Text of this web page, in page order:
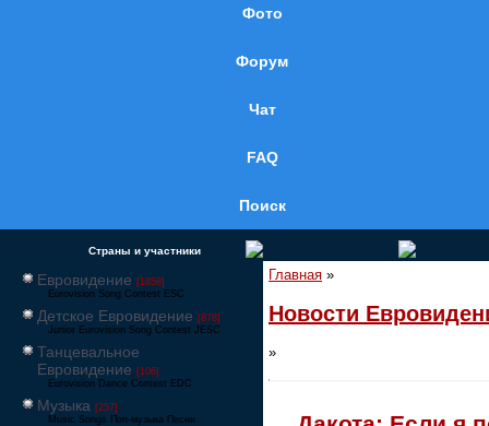
Фото
Форум
Чат
FAQ
Поиск
Страны и участники
Евровидение [1858]
Eurovision Song Contest ESC
Детское Евровидение [878]
Junior Eurovision Song Contest JESC
Танцевальное
Евровидение [106]
Eurovision Dance Contest EDC
Музыка [257]
Music Songs Поп-музыка Песни
Главная »
Новости
»